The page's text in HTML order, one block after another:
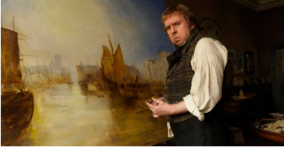
„KINO
PAVASARIO“
KONKURSANTAIS
–
NUO
GENOCIDO
INDONEZIJOJE
IKI
RUSIŠKOS
CENZŪROS